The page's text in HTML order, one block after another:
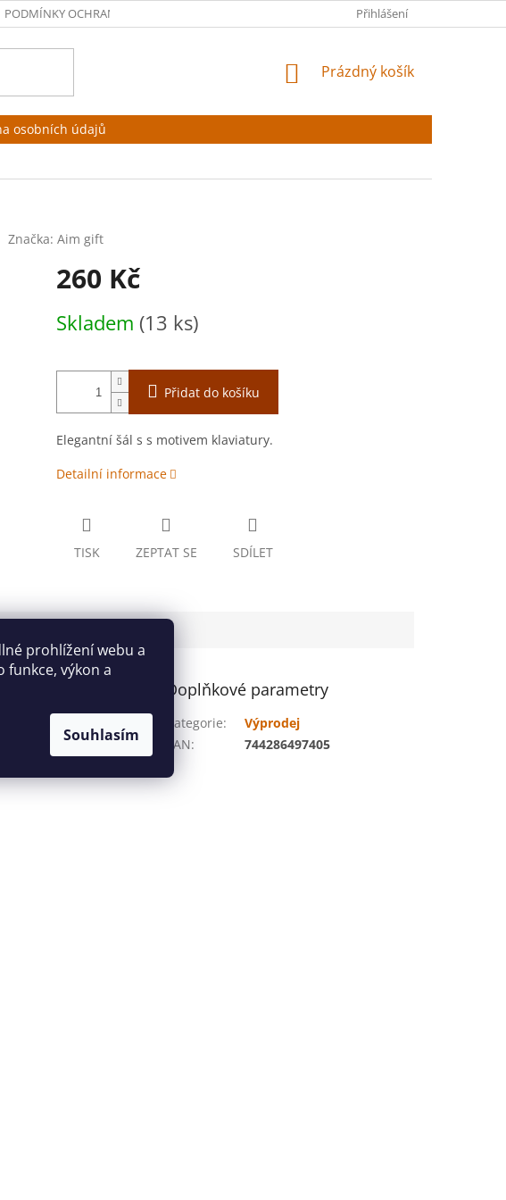
prohlížení webu a
funkce, výkon a
Souhlasím
PODMÍNKY OCHRANY OSOBNÍCH ÚDAJŮ Přihlášení
NÁKUPNÍ
Prázdný košík
osobních údajů
Značka: Aim gift
260 Kč
cena:
Skladem (13 ks)
Přidat do košíku
Elegantní šál s s motivem klaviatury.
Detailní informace
TISK ZEPTAT SE SDÍLET
Doplňkové parametry
Kategorie:
Výprodej
EAN: 744286497405